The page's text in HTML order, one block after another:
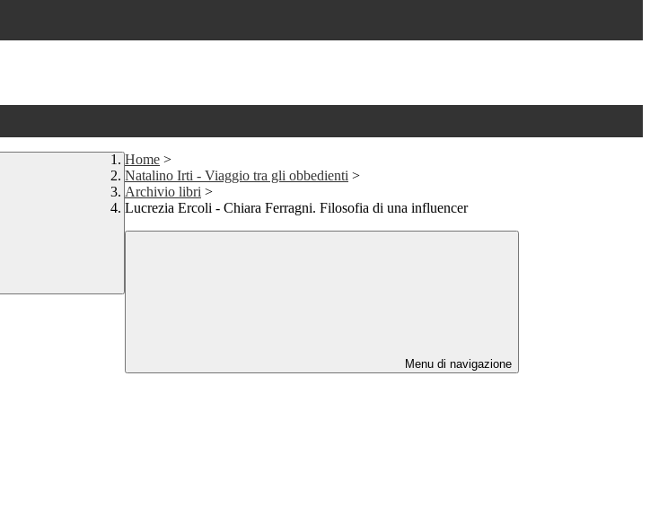
Home >
Natalino Irti - Viaggio tra gli obbedienti >
Archivio libri >
Lucrezia Ercoli - Chiara Ferragni. Filosofia di una influencer
Menu di navigazione